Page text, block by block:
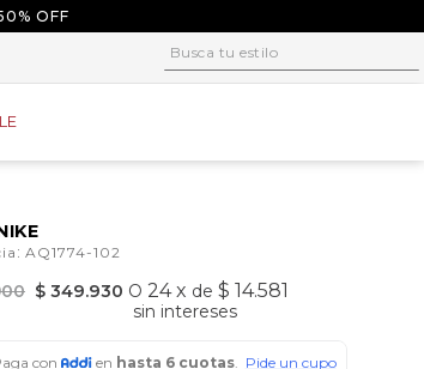
OFF
Busca tu estilo
:AQ1774-102
$ 349.930 O 24 x de$ 14.581
sin intereses
6. baleta